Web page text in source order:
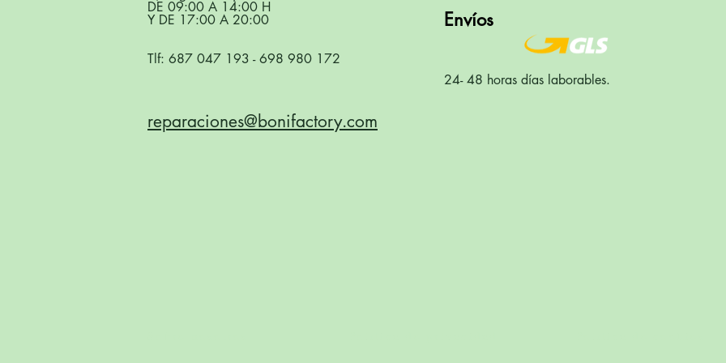
DE 09:00 A 14:00 H
Y DE 17:00 A 20:00
Tlf: 687 047 193 -698 980 172
Envíos
24- 48 horas días laborables.
reparaciones@bonifactory.com